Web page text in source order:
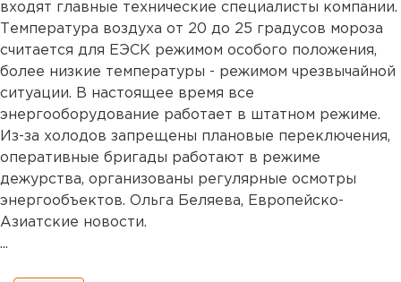
входят главные технические специалисты компании.
Температура воздуха от 20 до 25 градусов мороза
считается для ЕЭСК режимом особого положения,
более низкие температуры - режимом чрезвычайной
ситуации. В настоящее время все
энергооборудование работает в штатном режиме.
Из-за холодов запрещены плановые переключения,
оперативные бригады работают в режиме
дежурства, организованы регулярные осмотры
энергообъектов. Ольга Беляева, Европейско-
Азиатские новости.
...